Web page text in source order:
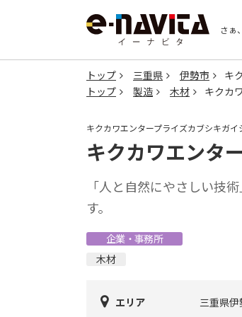
さぁ
トップ 三重県 伊勢市
キ
トップ
製造 木材 キクカ
キクカワエンタープライズカブシキガ
キクカワエンタ
「人と自然にやさしい技
す。
企業・事務所
木材
エリア 三重県伊